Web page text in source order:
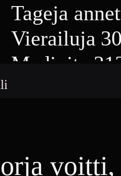
Tageja
Vierailuja
Medioita